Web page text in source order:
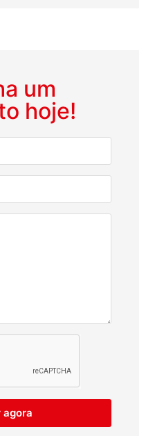
um
hoje!